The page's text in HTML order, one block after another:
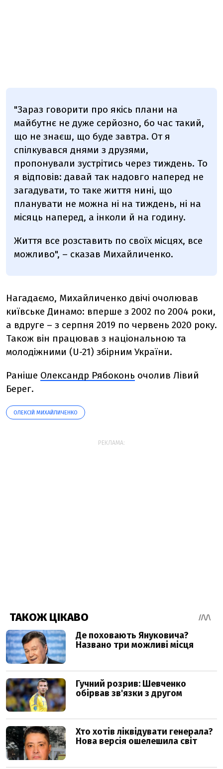
"Зараз говорити про якісь плани на
майбутнє не дуже серйозно, бо час такий,
що не знаєш, що буде завтра. От я
спілкувався днями з друзями,
пропонували зустрітись через тиждень. То
я відповів: давай так надовго наперед не
загадувати, то таке життя нині, що
планувати не можна ні на тиждень, ні на
місяць наперед, а інколи й на годину.
Життя все розставить по своїх місцях, все
можливо", – сказав Михайличенко.
Нагадаємо, Михайличенко двічі очолював
київське Динамо: вперше з 2002 по 2004 роки,
а вдруге – з серпня 2019 по червень 2020 року.
Також він працював з національною та
молодіжними (U-21) збірним України.
Раніше Олександр Рябоконь очолив Лівий
Берег.
ОЛЕКСІЙ МИХАЙЛИЧЕНКО
РЕКЛАМА: